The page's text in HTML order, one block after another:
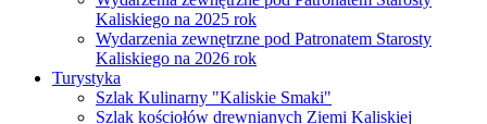
Kaliskiego na 2025 rok
Wydarzenia zewnętrzne pod Patronatem Starosty
Kaliskiego na 2026 rok
Turystyka
Szlak Kulinarny "Kaliskie Smaki"
Szlak kościołów drewnianych Ziemi Kaliskiej